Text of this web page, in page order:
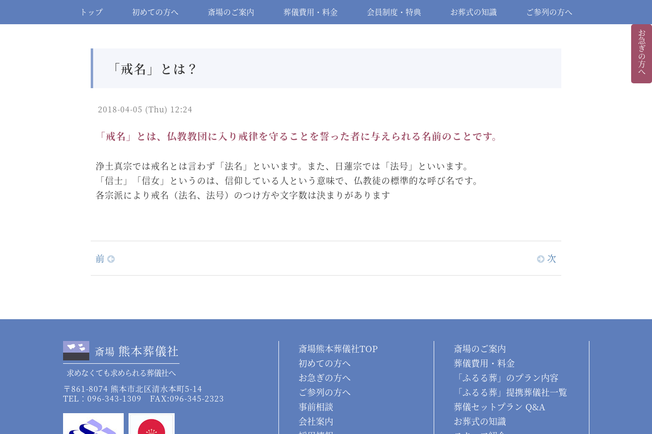
お急ぎの方へ
トップ 初めての方へ 斎場のご案内 葬儀費用・料金 会員制度・特典 お葬式の知識 ご参列の方へ
「戒名」とは？
2018-04-05 (Thu) 12:24
「戒名」とは、仏教教団に入り戒律を守ることを誓った者に与えられる名前のことです。
浄土真宗では戒名とは言わず「法名」といいます。また、日蓮宗では「法号」といいます。
「信士」「信女」というのは、信仰している人という意味で、仏教徒の標準的な呼び名です。
各宗派により戒名（法名、法号）のつけ方や文字数は決まりがあります
前 次
斎場 熊本葬儀社
求めなくても求められる葬儀社へ
〒861-8074 熊本市北区清水本町5-14
TEL：096-343-1309 FAX:096-345-2323
斎場熊本葬儀社TOP
初めての方へ
お急ぎの方へ
ご参列の方へ
事前相談
会社案内
斎場のご案内
葬儀費用・料金
「ふるる葬」のプラン内容
「ふるる葬」提携葬儀社一覧
葬儀セットプラン Q&A
お葬式の知識